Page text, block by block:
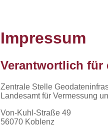
Impressum
Verantwortlich für
Zentrale Stelle
Landesamt für Vermessung
Von-Kuhl-Straße 49
56070 Koblenz